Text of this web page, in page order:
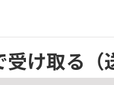
受け取る